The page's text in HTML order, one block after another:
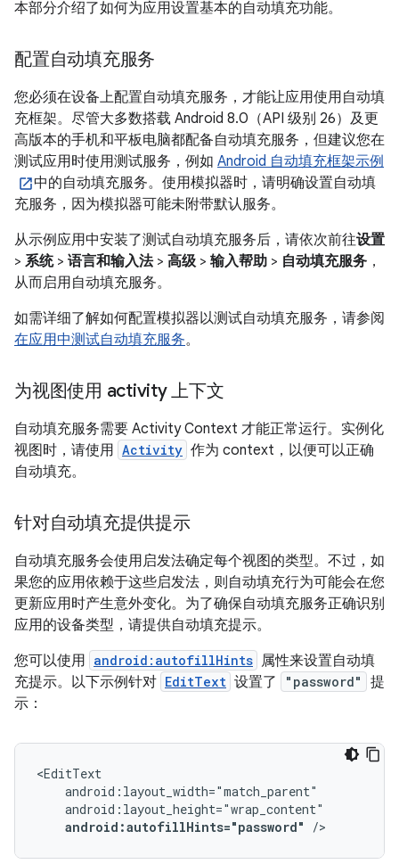
本部分介绍了如何为应用设置基本的自动填充功能。
配置自动填充服务
您必须在设备上配置自动填充服务，才能让应用使用自动填
充框架。尽管大多数搭载 Android 8.0（API 级别 26）及更
高版本的手机和平板电脑都配备自动填充服务，但建议您在
测试应用时使用测试服务，例如 Android 自动填充框架示例
中的自动填充服务。使用模拟器时，请明确设置自动填
充服务，因为模拟器可能未附带默认服务。
从示例应用中安装了测试自动填充服务后，请依次前往设置
> 系统> 语言和输入法> 高级> 输入帮助 > 自动填充服务 ，
从而启用自动填充服务。
如需详细了解如何配置模拟器以测试自动填充服务，请参阅
在应用中测试自动填充服务。
为视图使用 activity 上下文
自动填充服务需要 Activity Context 才能正常运行。实例化
视图时，请使用 Activity 作为 context，以便可以正确
自动填充。
针对自动填充提供提示
自动填充服务会使用启发法确定每个视图的类型。不过，如
果您的应用依赖于这些启发法，则自动填充行为可能会在您
更新应用时产生意外变化。为了确保自动填充服务正确识别
应用的设备类型，请提供自动填充提示。
您可以使用 android:autofillHints 属性来设置自动填
充提示。以下示例针对 EditText 设置了 "password"
提
示：
android:autofillHints="password"
/>